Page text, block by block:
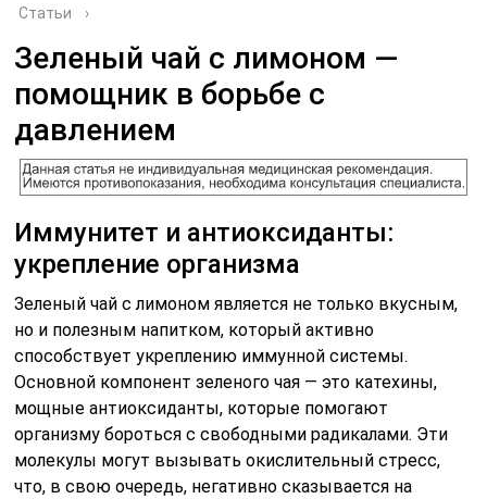
Статьи ›
Зеленый чай с лимоном —
помощник в борьбе с
давлением
Иммунитет и антиоксиданты:
укрепление организма
Зеленый чай с лимоном является не только вкусным,
но и полезным напитком, который активно
способствует укреплению иммунной системы.
Основной компонент зеленого чая — это катехины,
мощные антиоксиданты, которые помогают
организму бороться с свободными радикалами. Эти
молекулы могут вызывать окислительный стресс,
что, в свою очередь, негативно сказывается на